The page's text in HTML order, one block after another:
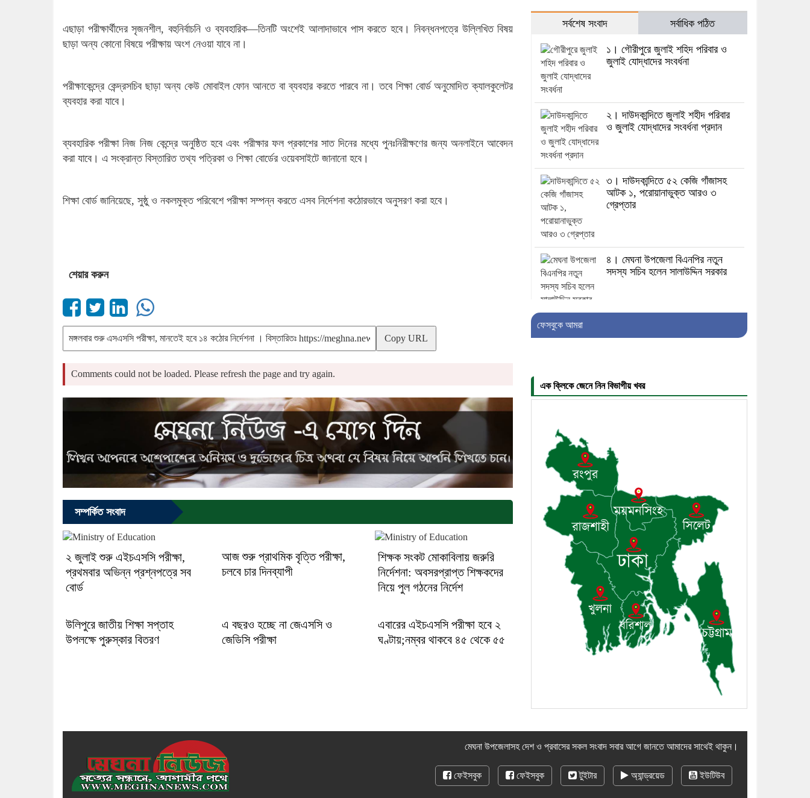
এছাড়া পরীক্ষার্থীদের সৃজনশীল, বহুনির্বাচনি ও ব্যবহারিক—তিনটি অংশেই আলাদাভাবে পাস করতে হবে। নিবন্ধনপত্রে উল্লিখিত বিষয়
ছাড়া অন্য কোনো বিষয়ে পরীক্ষায় অংশ নেওয়া যাবে না।
পরীক্ষাকেন্দ্রে কেন্দ্রসচিব ছাড়া অন্য কেউ মোবাইল ফোন আনতে বা ব্যবহার করতে পারবে না। তবে শিক্ষা বোর্ড অনুমোদিত ক্যালকুলেটর
ব্যবহার করা যাবে।
ব্যবহারিক পরীক্ষা নিজ নিজ কেন্দ্রে অনুষ্ঠিত হবে এবং পরীক্ষার ফল প্রকাশের সাত দিনের মধ্যে পুনঃনিরীক্ষণের জন্য অনলাইনে আবেদন
করা যাবে। এ সংক্রান্ত বিস্তারিত তথ্য পত্রিকা ও শিক্ষা বোর্ডের ওয়েবসাইটে জানানো হবে।
শিক্ষা বোর্ড জানিয়েছে, সুষ্ঠু ও নকলমুক্ত পরিবেশে পরীক্ষা সম্পন্ন করতে এসব নির্দেশনা কঠোরভাবে অনুসরণ করা হবে।
শেয়ার করুন
Copy URL
Comments could not be loaded. Please refresh the page and try again.
সম্পর্কিত সংবাদ
২ জুলাই শুরু এইচএসসি পরীক্ষা,
প্রথমবার অভিন্ন প্রশ্নপত্রে সব
বোর্ড
আজ শুরু প্রাথমিক বৃত্তি পরীক্ষা,
চলবে চার দিনব্যাপী
শিক্ষক সংকট মোকাবিলায় জরুরি
নির্দেশনা: অবসরপ্রাপ্ত শিক্ষকদের
নিয়ে পুল গঠনের নির্দেশ
উলিপুরে জাতীয় শিক্ষা সপ্তাহ
উপলক্ষে পুরুস্কার বিতরণ
এ বছরও হচ্ছে না জেএসসি ও
জেডিসি পরীক্ষা
এবারের এইচএসসি পরীক্ষা হবে ২
ঘণ্টায়;নম্বর থাকবে ৪৫ থেকে ৫৫
সর্বশেষ সংবাদ সর্বাধিক পঠিত
১। গৌরীপুরে জুলাই শহিদ পরিবার ও
জুলাই যোদ্ধাদের সংবর্ধনা
২। দাউদকান্দিতে জুলাই শহীদ পরিবার
ও জুলাই যোদ্ধাদের সংবর্ধনা প্রদান
৩। দাউদকান্দিতে ৫২ কেজি গাঁজাসহ
আটক ১, পরোয়ানাভুক্ত আরও ৩
গ্রেপ্তার
৪। মেঘনা উপজেলা বিএনপির নতুন
সদস্য সচিব হলেন সালাউদ্দিন সরকার
পেলেন দাউদকান্দি মডেল থানার
৭। দাউদকান্দিতে মুচি সম্প্রদায়ের
খোঁজখবর নিলেন ড. খন্দকার মারুফ
হোসেন
৮। মেঘনায় আইন-শৃঙ্খলা কমিটির
মাসিক সভা অনুষ্ঠিত
৯। জাতীয় নেতা ড. খন্দকার মোশাররফ
হোসেনের মূল্যায়ন কোথায় এবং একটি
বিশ্লেষণ
১০। দাউদকান্দিতে ইউপি সদস্যকে
মারধরের চেষ্টা ও প্রাণনাশের হুমকির
অভিযোগ
ফেসবুকে আমরা
এক ক্লিকে জেনে নিন বিভাগীয় খবর
মেঘনা উপজেলাসহ দেশ ও প্রবাসের সকল সংবাদ সবার আগে জানতে আমাদের সাথেই থাকুন।
ফেইসবুক ফেইসবুক টুইটার অ্যান্ড্রয়েড ইউটিউব